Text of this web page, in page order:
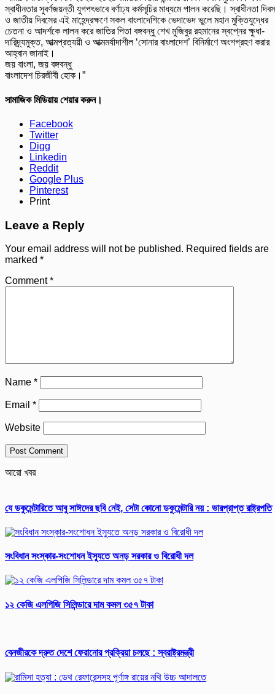
স্বাধীনতার সুবর্ণজয়ন্তী যুগপৎভাবে বর্ণাঢ্য কর্মসূচির মাধ্যমে পালন করেছি। স্বাধীনতা দিবস
ও জাতীয় দিবসের এই মাহেন্দ্রক্ষণে সকল বাংলাদেশিকে ভেদাভেদ ভুলে মহান মুক্তিযুদ্ধের
চেতনা ও আদর্শকে লালন করে জাতির পিতা বঙ্গবন্ধু শেখ মুজিবুর রহমানের স্বপ্নের ক্ষুধা-
দারিদ্র্যমুক্ত, আত্মপ্রত্যয়ী ও আত্মমর্যাদাশীল ‘সোনার বাংলাদেশ’ বিনির্মাণে অংশগ্রহণ করার
আহ্বান জানাই।
জয় বাংলা, জয় বঙ্গবন্ধু
বাংলাদেশ চিরজীবী হোক।”
সামাজিক মিডিয়ায় শেয়ার করুন।
Facebook
Twitter
Digg
Linkedin
Reddit
Google Plus
Pinterest
Print
Leave a Reply
Your email address will not be published. Required fields are
marked *
Comment*
Name *
Email *
Website
আরো খবর
যে ডকুমেন্টারিতে আবু সাঈদের ছবি নেই, সেটা কোনো ডকুমেন্টারি নয় : ভারপ্রাপ্ত রাষ্ট্রপতি
সংবিধান সংস্কার-সংশোধন ইস্যুতে অনড় সরকার ও বিরোধী দল
১২ কেজি এলপিজি সিলিন্ডারে দাম কমল ৩৫৭ টাকা
বেনজীরকে দ্রুত দেশে ফেরানোর প্রক্রিয়া চলছে : স্বরাষ্ট্রমন্ত্রী